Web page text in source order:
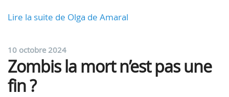
Lire la suite de Olga de Amaral
10 octobre 2024
Zombis la mort n’est pas une
fin ?